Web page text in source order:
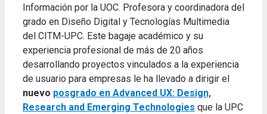
Información por la UOC. Profesora y coordinadora del
grado en Diseño Digital y Tecnologías Multimedia
del CITM-UPC. Este bagaje académico y su
experiencia profesional de más de 20 años
desarrollando proyectos vinculados a la experiencia
de usuario para empresas le ha llevado a dirigir el
nuevo posgrado en Advanced UX: Design,
Research and Emerging Technologies que la UPC